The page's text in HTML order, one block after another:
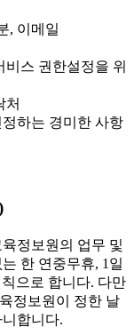
, 이메일
스 권한설정을 위
처
하는 경미한 사항
정보원의 업무 및
한 연중무휴, 1일
칙으로 합니다. 다만
정보원이 정한 날
합니다.